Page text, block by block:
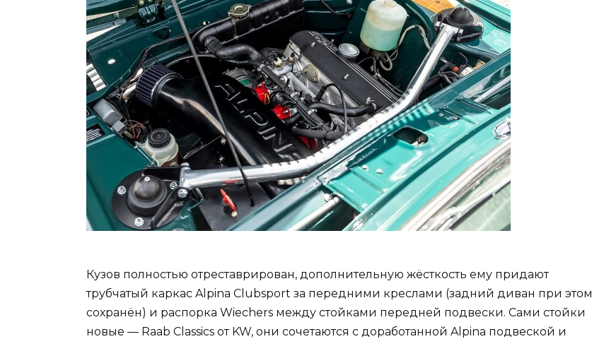
Кузов полностью отреставрирован, дополнительную жёсткость ему придают
трубчатый каркас Alpina Clubsport за передними креслами (задний диван при этом
сохранён) и распорка Wiechers между стойками передней подвески. Сами стойки
новые — Raab Classics от KW, они сочетаются с доработанной Alpina подвеской и